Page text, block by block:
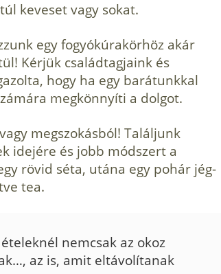
keveset vagy sokat.
egy fogyókúrakörhöz akár
Kérjük családtagjaink és
hogy ha egy barátunkkal
megkönnyíti a dolgot.
megszokásból! Talál­junk
idejére és jobb módszert a
rövid séta, utána egy pohár jég­
tea.
nemcsak az okoz
az is, amit eltávolítanak